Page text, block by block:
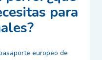
para
europeo de